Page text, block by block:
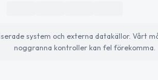
system och externa datakällor. Vårt
noggranna kontroller kan fel förekomma.